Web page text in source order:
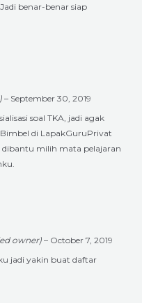
benar-benar siap
– September 30, 2019
soal TKA, jadi agak
di LapakGuruPrivat
milih mata pelajaran
owner)– October 7, 2019
jadi yakin buat daftar